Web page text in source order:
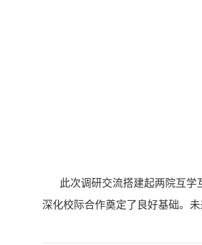
此次调研交流搭建起两院互学
深化校际合作奠定了良好基础。